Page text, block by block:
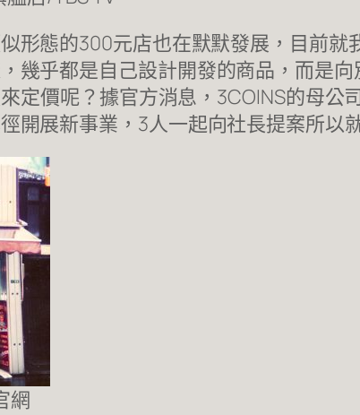
形態的300元店也在默默發展，目前就
幾乎都是自己設計開發的商品，而是
定價呢？據官方消息，3COINS的母
開展新事業，3人一起向社長提案所以
網